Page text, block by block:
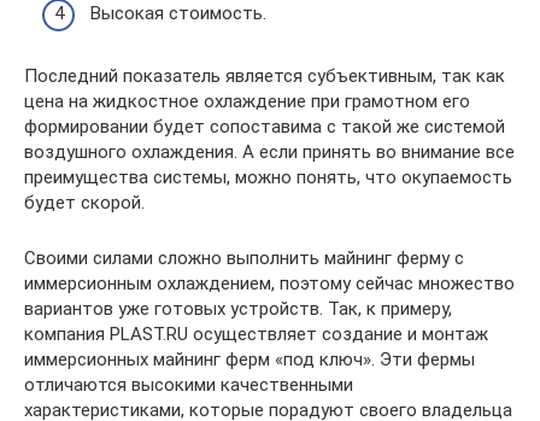
Высокая стоимость.
Последний показатель является субъективным, так как
цена на жидкостное охлаждение при грамотном его
формировании будет сопоставима с такой же системой
воздушного охлаждения. А если принять во внимание все
преимущества системы, можно понять, что окупаемость
будет скорой.
Своими силами сложно выполнить майнинг ферму с
иммерсионным охлаждением, поэтому сейчас множество
вариантов уже готовых устройств. Так, к примеру,
компания PLAST.RU осуществляет создание и монтаж
иммерсионных майнинг ферм «под ключ». Эти фермы
отличаются высокими качественными
характеристиками, которые порадуют своего владельца